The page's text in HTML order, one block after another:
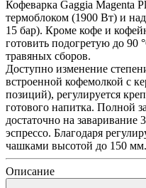
Кофеварка Gaggia Magenta
термоблоком (1900 Вт) и
15 бар). Кроме кофе и
готовить подогретую до 90
травяных сборов.
Доступно изменение
встроенной кофемолкой с
позиций), регулируется
готового напитка. Полной
достаточно на
эспрессо. Благодаря
чашками высотой до 150 мм.
Описание